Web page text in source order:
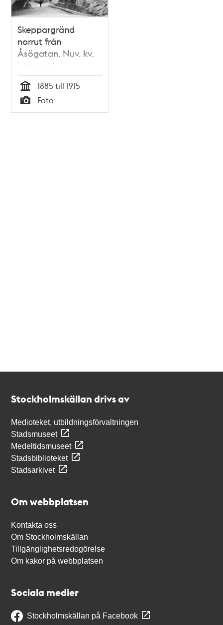
Skeppargränd
norrut från
Åsögatan. Nuv. kv.
Lotsen t.h
Tid
1885 till 1915
Typ
Foto
Stockholmskällan drivs av
Medioteket, utbildningsförvaltningen
Stadsmuseet
Medeltidsmuseet
Stadsbiblioteket
Stadsarkivet
Om webbplatsen
Kontakta oss
Om Stockholmskällan
Tillgänglighetsredogörelse
Om kakor på webbplatsen
Sociala medier
Stockholmskällan på Facebook